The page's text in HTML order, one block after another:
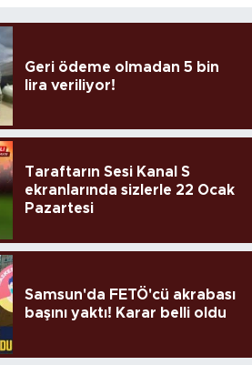
Geri ödeme olmadan 5 bin
lira veriliyor!
Taraftarın Sesi Kanal S
ekranlarında sizlerle 22 Ocak
Pazartesi
Samsun'da FETÖ'cü akrabası
başını yaktı! Karar belli oldu